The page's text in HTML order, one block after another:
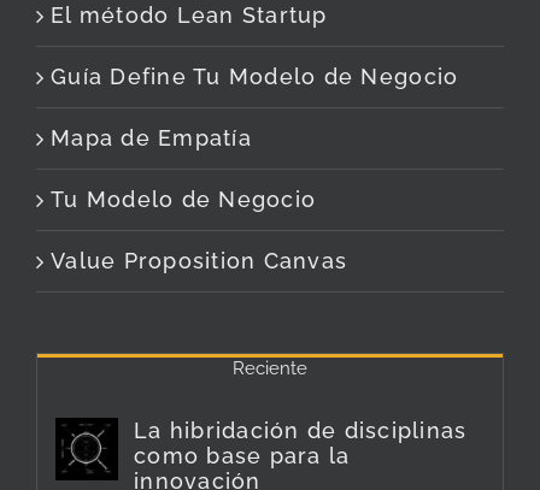
El método Lean Startup
Guía Define Tu Modelo de Negocio
Mapa de Empatía
Tu Modelo de Negocio
Value Proposition Canvas
Reciente
La hibridación de disciplinas
como base para la
innovación